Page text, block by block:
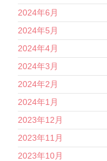
2024年6月
2024年5月
2024年4月
2024年3月
2024年2月
2024年1月
2023年12月
2023年11月
2023年10月